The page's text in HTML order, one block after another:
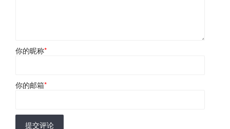
你的昵称*
你的邮箱*
提交评论